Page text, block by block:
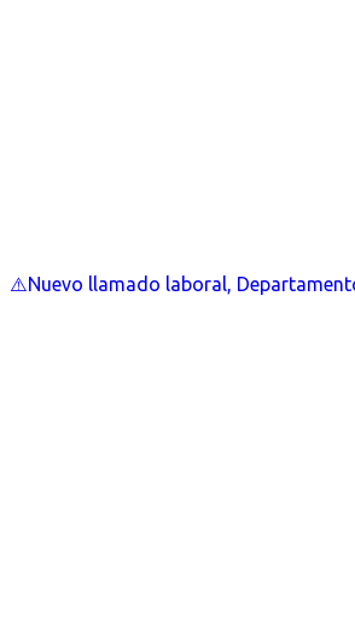
⚠️Nuevo llamado laboral,